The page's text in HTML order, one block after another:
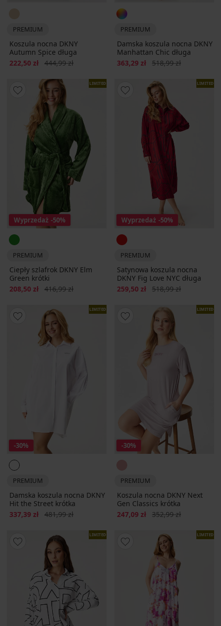
PREMIUM
Koszula nocna DKNY
Autumn Spice długa
Zniżka
222,50 zł Pierwotna cena
444,99 zł
PREMIUM
Damska koszula nocna DKNY
Manhattan Chic długa
Zniżka
363,29 zł Pierwotna cena
518,99 zł
LIMITED
Wyprzedaż -50%
PREMIUM
Ciepły szlafrok DKNY Elm
Green krótki
Zniżka
208,50 zł Pierwotna cena
416,99 zł
LIMITED
Wyprzedaż -50%
PREMIUM
Satynowa koszula nocna
DKNY Fig Love NYC długa
Zniżka
259,50 zł Pierwotna cena
518,99 zł
LIMITED
-30%
PREMIUM
Damska koszula nocna DKNY
Hit the Street krótka
Zniżka
337,39 zł Pierwotna cena
481,99 zł
LIMITED
-30%
PREMIUM
Koszula nocna DKNY Next
Gen Classics krótka
Zniżka
247,09 zł Pierwotna cena
352,99 zł
LIMITED LIMITED